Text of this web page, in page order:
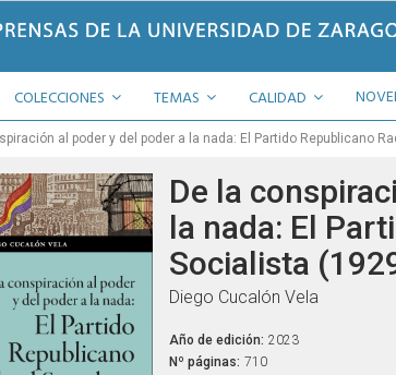
COLECCIONES TEMAS CALIDAD
al poder y del poder a la nada: El Partido Republicano
De la
la nada: El
Socialista
Diego Cucalón Vela
Año de edición: 2023
Nº páginas: 710